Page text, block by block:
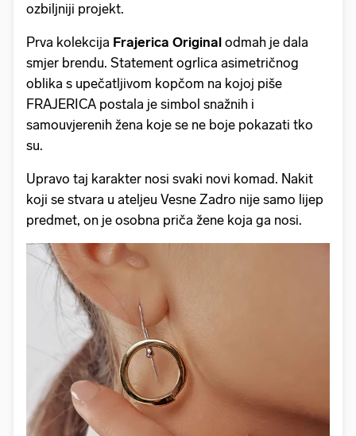
ozbiljniji projekt.
Prva kolekcija Frajerica Original odmah je dala
smjer brendu. Statement ogrlica asimetričnog
oblika s upečatljivom kopčom na kojoj piše
FRAJERICA postala je simbol snažnih i
samouvjerenih žena koje se ne boje pokazati tko
su.
Upravo taj karakter nosi svaki novi komad. Nakit
koji se stvara u ateljeu Vesne Zadro nije samo lijep
predmet, on je osobna priča žene koja ga nosi.